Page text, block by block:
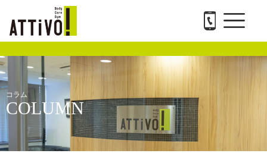
キ
ッ
プ
メ
ニ
ュ
ー
コラム
COLUMN